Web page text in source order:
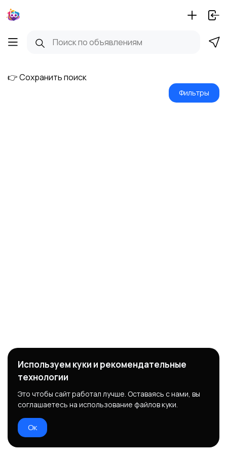
👉 Сохранить поиск
Фильтры
Используем куки и рекомендательные
технологии
Это чтобы сайт работал лучше. Оставаясь с нами, вы
соглашаетесь на использование файлов куки.
Ок